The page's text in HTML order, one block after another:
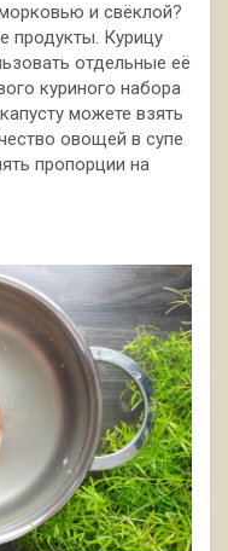
и свёклой?
продукты. Курицу
отдельные её
куриного набора
можете взять
овощей в супе
пропорции на